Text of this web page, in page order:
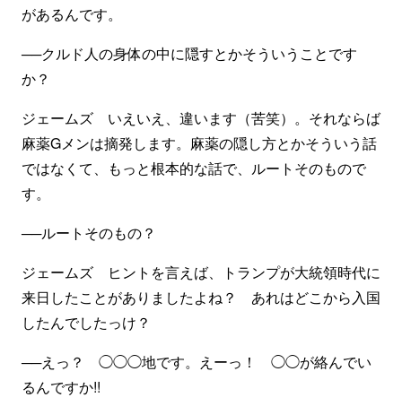
があるんです。
──クルド人の身体の中に隠すとかそういうことです
か？
ジェームズ いえいえ、違います（苦笑）。それならば
麻薬Gメンは摘発します。麻薬の隠し方とかそういう話
ではなくて、もっと根本的な話で、ルートそのもので
す。
──ルートそのもの？
ジェームズ ヒントを言えば、トランプが大統領時代に
来日したことがありましたよね？ あれはどこから入国
したんでしたっけ？
──えっ？ ◯◯◯地です。えーっ！ ◯◯が絡んでい
るんですか!!